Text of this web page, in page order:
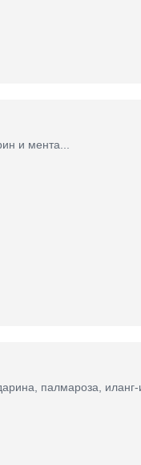
и мента...
палмароза, иланг-